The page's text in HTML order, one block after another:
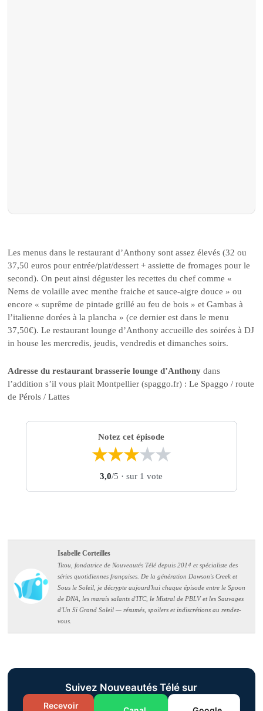
Les menus dans le restaurant d’Anthony sont assez élevés (32 ou
37,50 euros pour entrée/plat/dessert + assiette de fromages pour le
second). On peut ainsi déguster les recettes du chef comme «
Nems de volaille avec menthe fraiche et sauce-aigre douce » ou
encore « suprême de pintade grillé au feu de bois » et Gambas à
l’italienne dorées à la plancha » (ce dernier est dans le menu
37,50€). Le restaurant lounge d’Anthony accueille des soirées à DJ
in house les mercredis, jeudis, vendredis et dimanches soirs.
Adresse du restaurant brasserie lounge d’Anthony dans
l’addition s’il vous plait Montpellier (spaggo.fr) : Le Spaggo / route
de Pérols / Lattes
Notez cet épisode
★★★★★
3,0/5 · sur 1 vote
Isabelle Corteilles
Titou, fondatrice de Nouveautés Télé depuis 2014 et spécialiste des
séries quotidiennes françaises. De la génération Dawson's Creek et
Sous le Soleil, je décrypte aujourd'hui chaque épisode entre le Spoon
de DNA, les marais salants d'ITC, le Mistral de PBLV et les Sauvages
d'Un Si Grand Soleil — résumés, spoilers et indiscrétions au rendez-
vous.
Suivez Nouveautés Télé sur
Recevoir